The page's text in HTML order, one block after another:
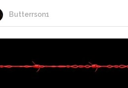
Butterrson1